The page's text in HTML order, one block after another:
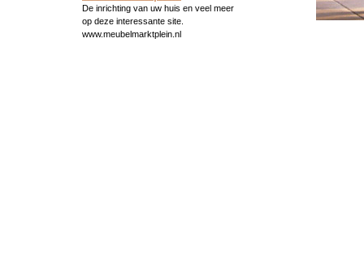
De inrichting van uw huis en veel meer
op deze interessante site.
www.meubelmarktplein.nl